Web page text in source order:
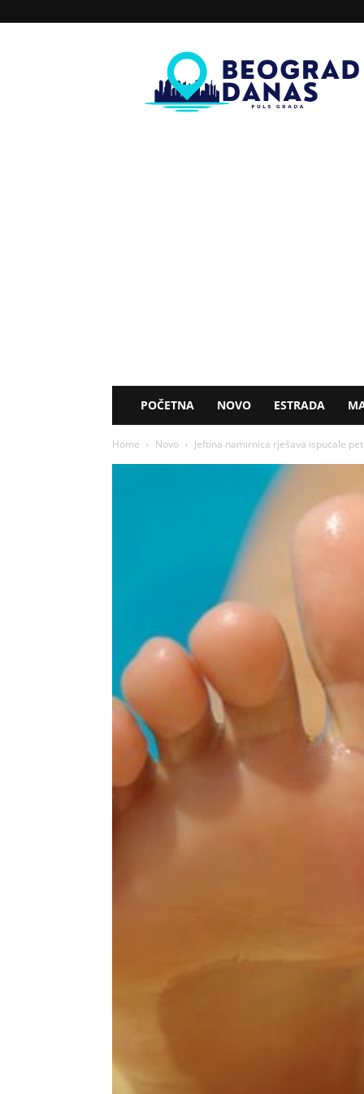
Beograd
Danas
POČETNA NOVO ESTRADA
Home Novo Jeftina namirnica rješava ispucale